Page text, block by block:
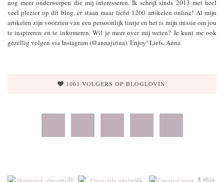
nog meer onderwerpen die mij interesseren. Ik schrijf sinds 2013 met heel
veel plezier op dit blog, er staan maar liefst 1200 artikelen online! Al mijn
artikelen zijn voorzien van een persoonlijk tintje en het is mijn missie om jou
te inspireren en te informeren. Wil je meer over mij weten? Je kunt me ook
gezellig volgen via Instagram (@annajirina). Enjoy! Liefs, Anna
1061 VOLGERS OP BLOGLOVIN'